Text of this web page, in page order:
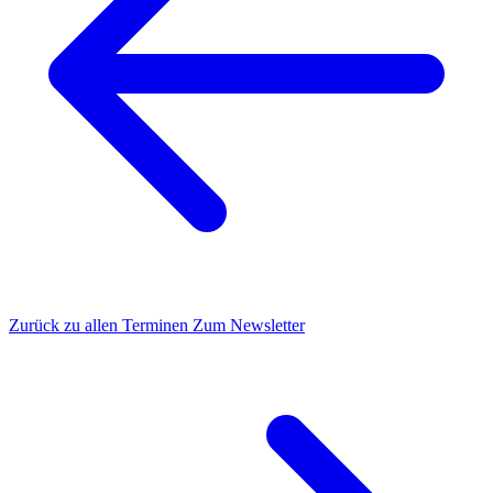
Zurück zu allen Terminen Zum Newsletter